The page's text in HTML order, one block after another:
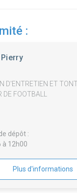
:
D'ENTRETIEN ET
DE FOOTBALL
dépôt :
12h00
Plus d'informations